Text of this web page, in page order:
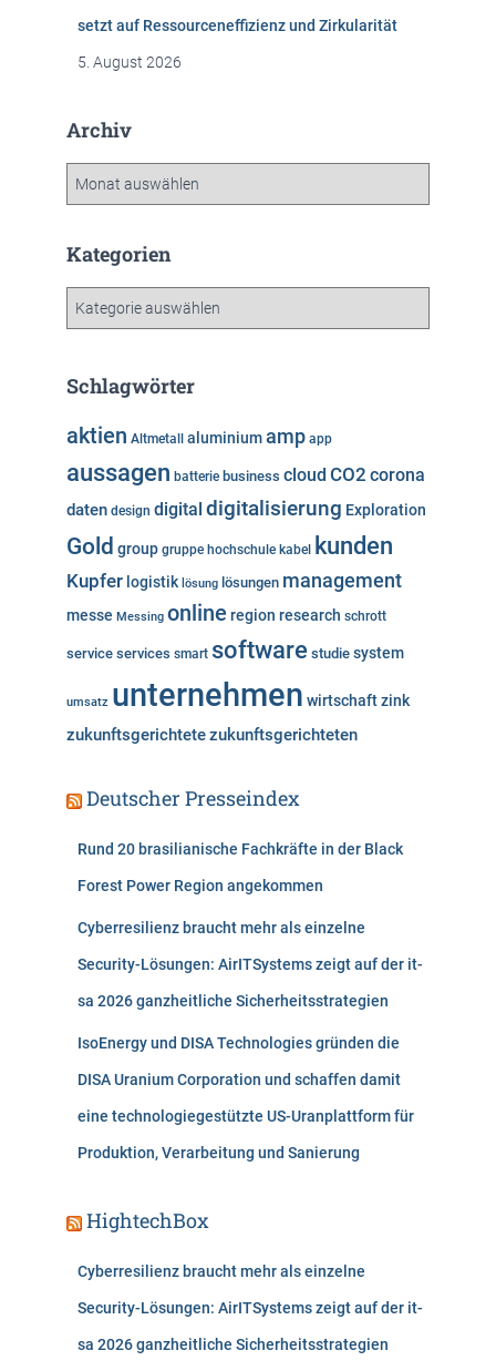
setzt auf Ressourceneffizienz und Zirkularität
5. August 2026
Archiv
h
Kategorien
g
r
i
n
Schlagwörter
aktien Altmetall aluminiumamp app
aussagen batterie business cloud CO2 corona
daten design digital digitalisierung Exploration
Gold group gruppe hochschule kabel kunden
Kupfer logistik lösung lösungen management
messe Messing online region research schrott
service services smart software studie system
umsatz unternehmen wirtschaftzink
zukunftsgerichtetezukunftsgerichteten
Deutscher Presseindex
Rund 20 brasilianische Fachkräfte in der Black
Forest Power Region angekommen
Cyberresilienz braucht mehr als einzelne
Security-Lösungen: AirITSystems zeigt auf der it-
sa 2026 ganzheitliche Sicherheitsstrategien
IsoEnergy und DISA Technologies gründen die
DISA Uranium Corporation und schaffen damit
eine technologiegestützte US-Uranplattform für
Produktion, Verarbeitung und Sanierung
HightechBox
Cyberresilienz braucht mehr als einzelne
Security-Lösungen: AirITSystems zeigt auf der it-
sa 2026 ganzheitliche Sicherheitsstrategien